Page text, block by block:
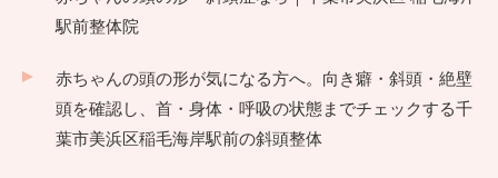
駅前整体院
赤ちゃんの頭の形が気になる方へ。向き癖・斜頭・絶壁
頭を確認し、首・身体・呼吸の状態までチェックする千
葉市美浜区稲毛海岸駅前の斜頭整体